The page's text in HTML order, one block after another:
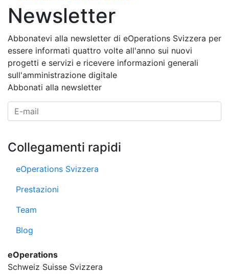
Newsletter
Abbonatevi alla newsletter di eOperations Svizzera per
essere informati quattro volte all'anno sui nuovi
progetti e servizi e ricevere informazioni generali
sull'amministrazione digitale
Abbonati alla newsletter
E-Mail Adresse
eOperations
Schweiz Suisse Svizzera
Collegamenti rapidi
eOperations Svizzera
Prestazioni
Team
Blog